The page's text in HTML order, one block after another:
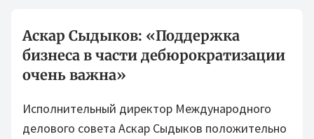
Аскар Сыдыков: «Поддержка
бизнеса в части дебюрократизации
очень важна»
Исполнительный директор Международного
делового совета Аскар Сыдыков положительно